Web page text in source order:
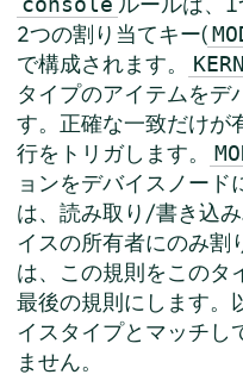
2つの割り当てキー(
で構成されます。
タイプのアイテムをデ
す。正確な一致だけが
行をトリガします。
ョンをデバイスノー
は、読み取り/書き込
イスの所有者にのみ割
は、この規則をこのタ
最後の規則にします。
イスタイプとマッチし
ません。